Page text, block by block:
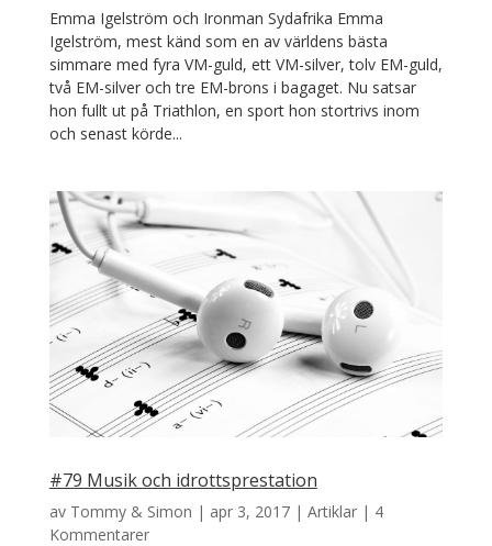
Emma Igelström och Ironman Sydafrika Emma
Igelström, mest känd som en av världens bästa
simmare med fyra VM-guld, ett VM-silver, tolv EM-guld,
två EM-silver och tre EM-brons i bagaget. Nu satsar
hon fullt ut på Triathlon, en sport hon stortrivs inom
och senast körde...
#79 Musik och idrottsprestation
av Tommy & Simon | apr 3, 2017| Artiklar| 4
Kommentarer